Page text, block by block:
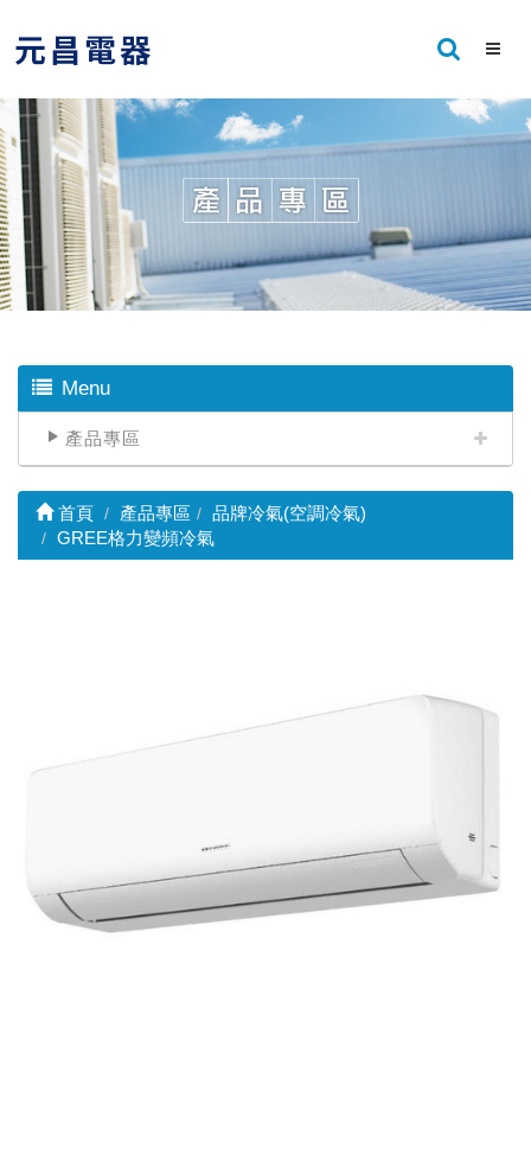
Menu
產品專區
首頁 產品專區
品牌冷氣(空調冷氣)
GREE格力變頻冷氣